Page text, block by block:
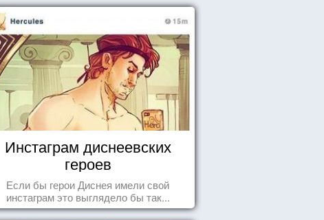
Инстаграм диснеевских
героев
Если бы герои Диснея имели свой
инстаграм это выглядело бы так...